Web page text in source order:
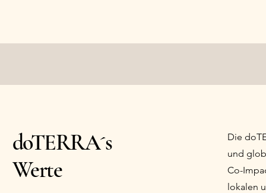
doTERRA´s
Werte
Die
und
Co-
lokalen